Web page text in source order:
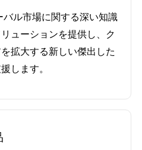
ル市場に関する深い知識
ューションを提供し、ク
拡大​​する新しい傑出した
します。